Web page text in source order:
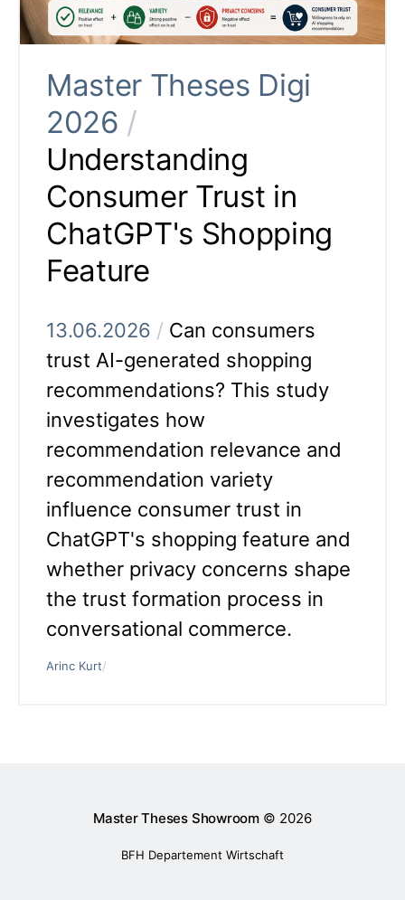
Master Theses Digi
2026 /
Understanding
Consumer Trust in
ChatGPT's Shopping
Feature
13.06.2026 / Can consumers
trust AI-generated shopping
recommendations? This study
investigates how
recommendation relevance and
recommendation variety
influence consumer trust in
ChatGPT's shopping feature and
whether privacy concerns shape
the trust formation process in
conversational commerce.
Arinc Kurt/
Master Theses Showroom © 2026
BFH Departement Wirtschaft